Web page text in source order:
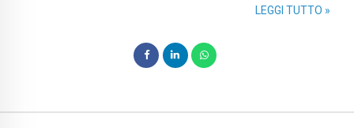
LEGGI TUTTO »